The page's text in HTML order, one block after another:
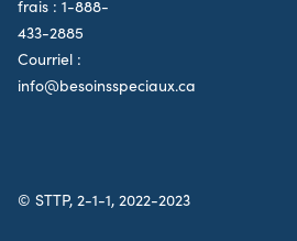
frais : 1-888-
433-2885
Courriel :
info@besoinsspeciaux.ca
© STTP, 2-1-1, 2022-2023